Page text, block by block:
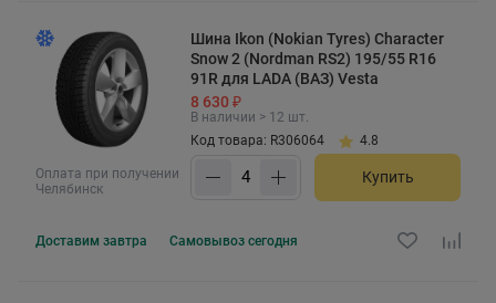
Оплата при получении
Челябинск
Шина Ikon (Nokian Tyres) Character
Snow 2 (Nordman RS2) 195/55 R16
91R для LADA (ВАЗ) Vesta
8 630 ₽
В наличии > 12 шт.
Код товара: R306064
4.8
Купить
Доставим завтра Самовывоз сегодня